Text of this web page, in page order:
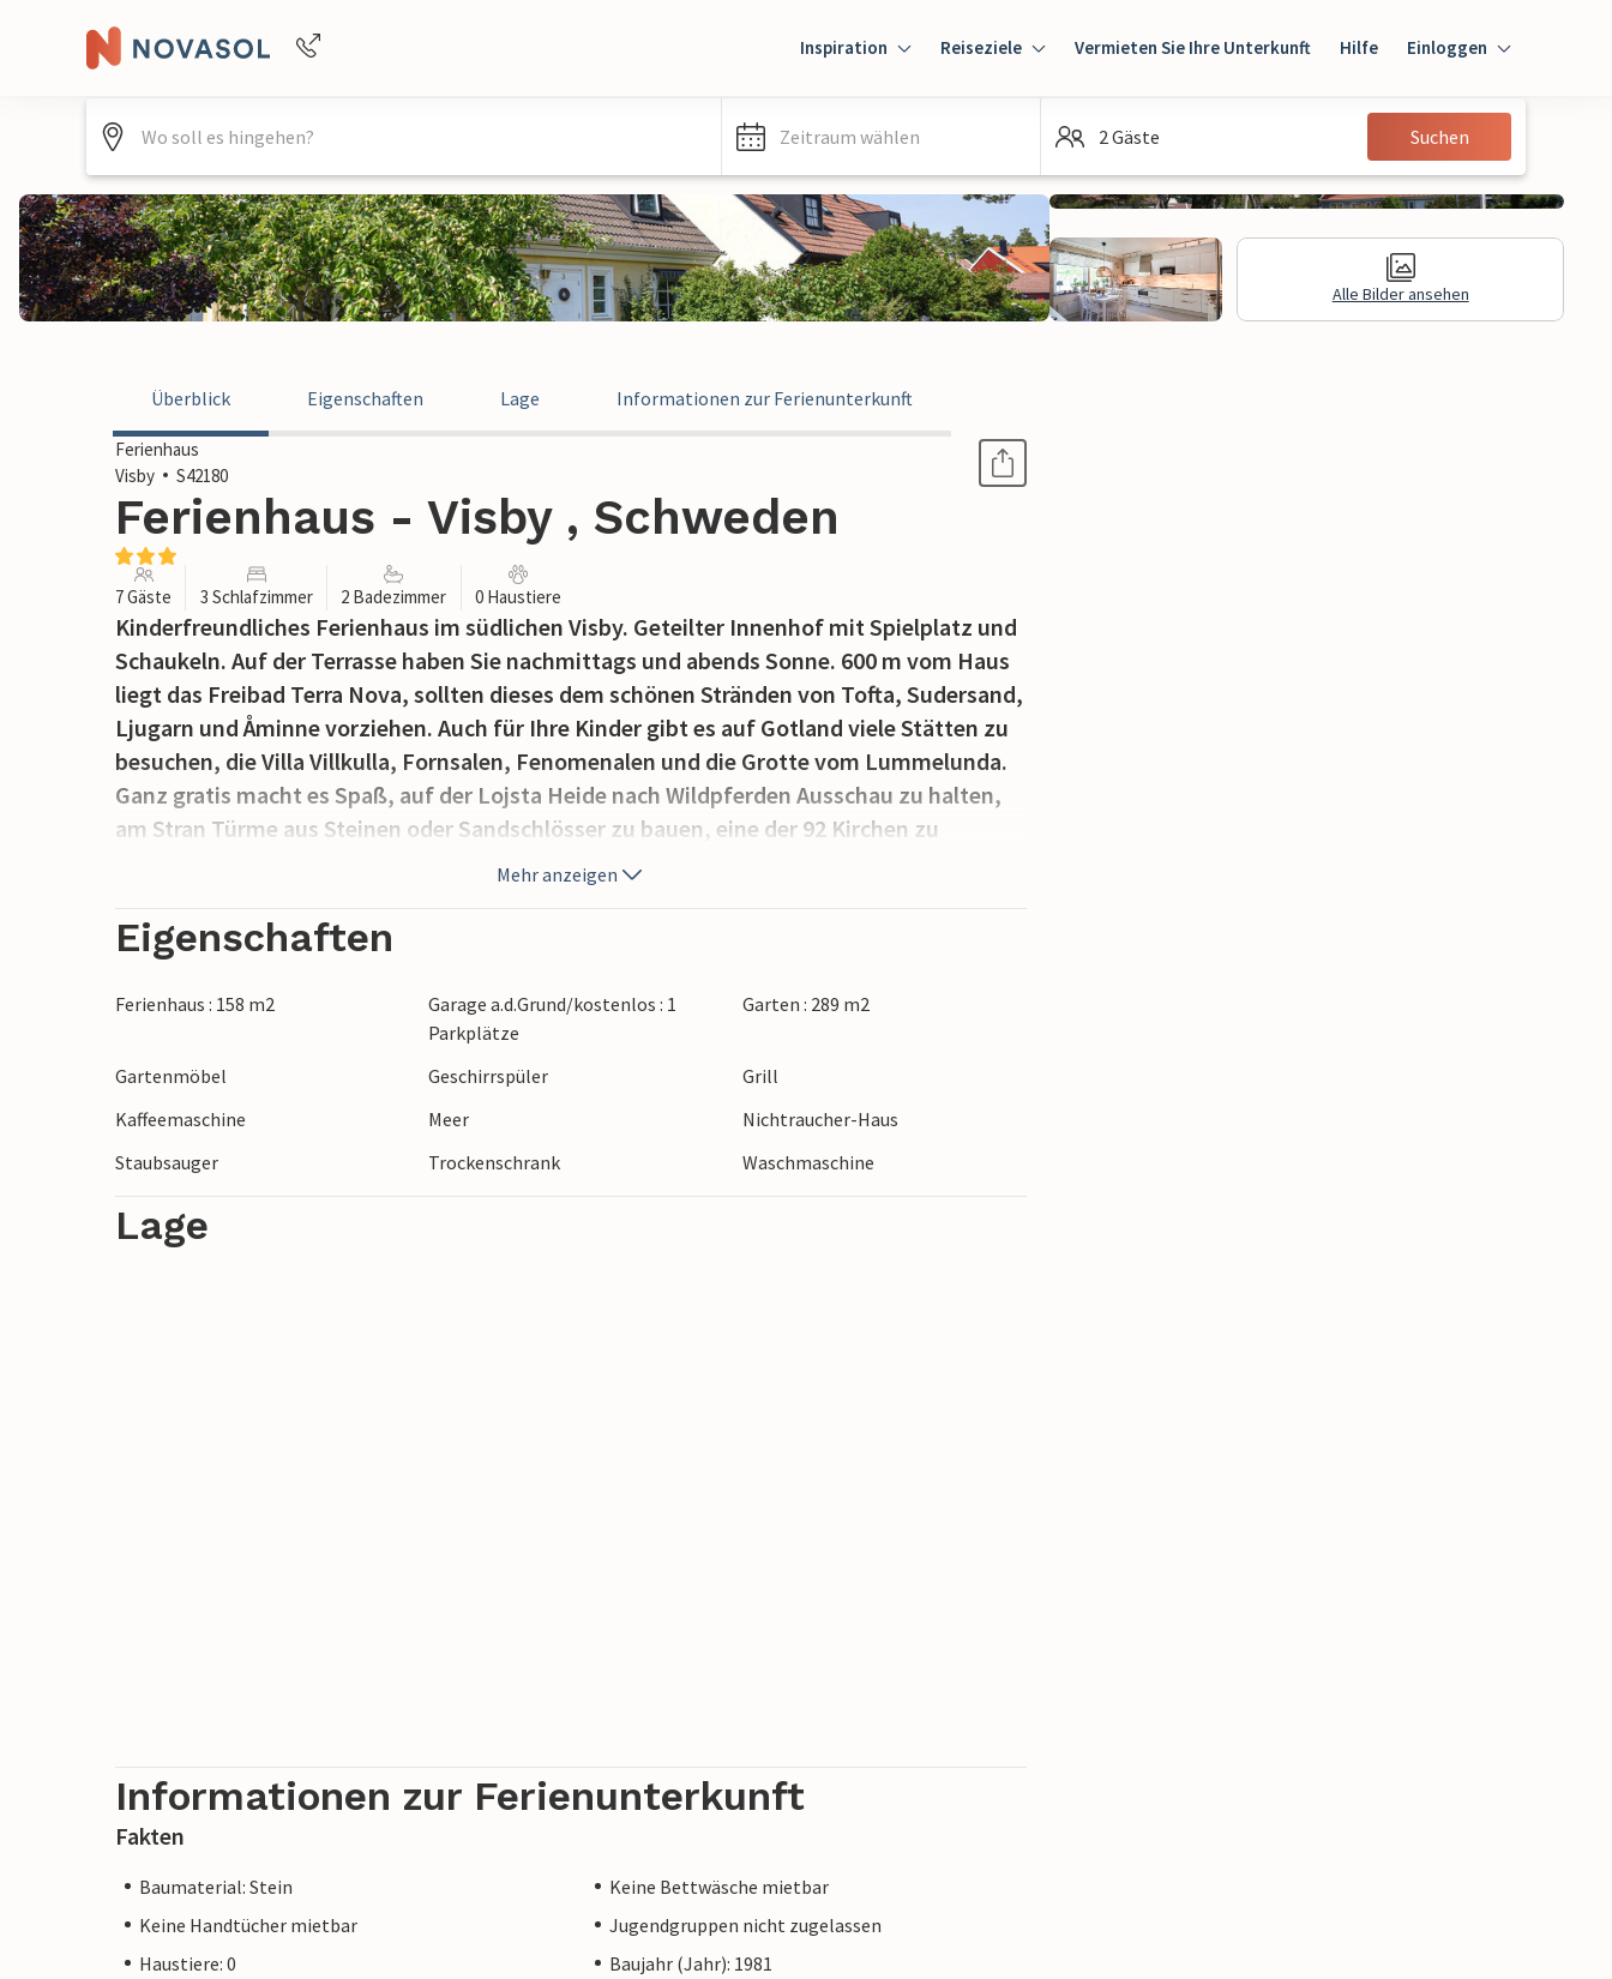
+4940688715475
Inspiration Reiseziele Vermieten Sie Ihre Unterkunft Hilfe Einloggen
Einloggen
Gast
Zeitraum wählen 2 Gäste Suchen
Alle Bilder ansehen
Überblick Eigenschaften Lage Informationen zur Ferienunterkunft
Ferienhaus
Visby
S42180
Ferienhaus - Visby , Schweden
7 Gäste 3 Schlafzimmer 2 Badezimmer 0 Haustiere
Kinderfreundliches Ferienhaus im südlichen Visby. Geteilter Innenhof mit Spielplatz und
Schaukeln. Auf der Terrasse haben Sie nachmittags und abends Sonne. 600 m vom Haus
liegt das Freibad Terra Nova, sollten dieses dem schönen Stränden von Tofta, Sudersand,
Ljugarn und Åminne vorziehen. Auch für Ihre Kinder gibt es auf Gotland viele Stätten zu
besuchen, die Villa Villkulla, Fornsalen, Fenomenalen und die Grotte vom Lummelunda.
Ganz gratis macht es Spaß, auf der Lojsta Heide nach Wildpferden Ausschau zu halten,
am Stran Türme aus Steinen oder Sandschlösser zu bauen, eine der 92 Kirchen zu
besuchen, oder vielleicht ein Grab aus der Eisenzeit. Im Juli und August finden
Ritterspiele statt. In einem der Schlafzimmer steht ein Reisebett, das gut in eines der
anderen Zimmer transportiert werden kann. 3 km bis zur Stadtmauer von Visby.
Mehr anzeigen
Eigenschaften
Ferienhaus : 158 m2
Garage a.d.Grund/kostenlos : 1
Parkplätze
Garten : 289 m2
Gartenmöbel Geschirrspüler
Grill
Kaffeemaschine
Meer
Nichtraucher-Haus
Staubsauger
Trockenschrank Waschmaschine
Lage
Informationen zur Ferienunterkunft
Fakten
Baumaterial: Stein
Keine Bettwäsche mietbar
Keine Handtücher mietbar
Jugendgruppen nicht zugelassen
Haustiere: 0
Baujahr (Jahr): 1981